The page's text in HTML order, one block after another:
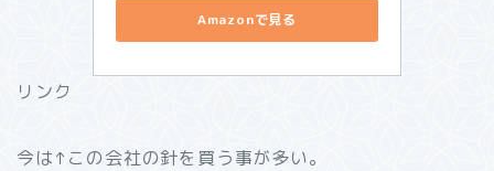
Amazonで見る
リンク
今は↑この会社の針を買う事が多い。